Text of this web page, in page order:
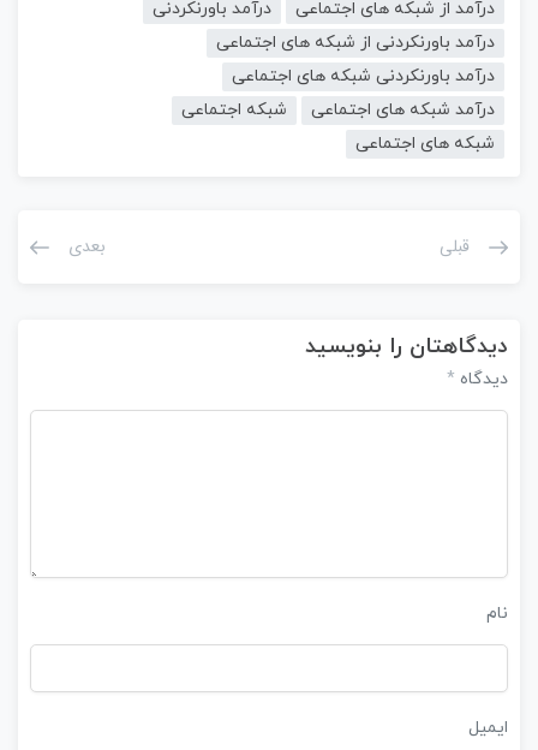
درآمد از شبکه های اجتماعی
درآمد باورنکردنی
درآمد باورنکردنی از شبکه های اجتماعی
درآمد باورنکردنی شبکه های اجتماعی
درآمد شبکه های اجتماعی
شبکه اجتماعی
شبکه های اجتماعی
قبلی بعدی
دیدگاهتان را بنویسید
دیدگاه *
نام
ایمیل